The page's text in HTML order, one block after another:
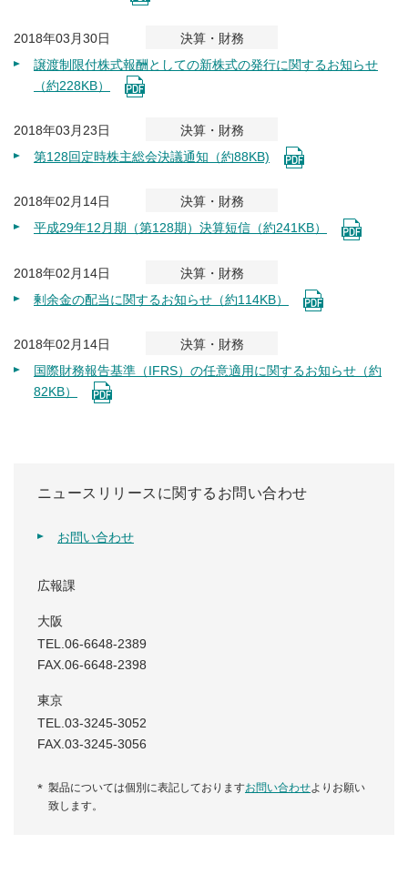
2018年03月30日
決算・財務
譲渡制限付株式報酬としての新株式の発行に関するお知らせ
（約228KB）
2018年03月23日
決算・財務
第128回定時株主総会決議通知（約88KB)
2018年02月14日
決算・財務
平成29年12月期（第128期）決算短信（約241KB）
2018年02月14日
決算・財務
剰余金の配当に関するお知らせ（約114KB）
2018年02月14日
決算・財務
国際財務報告基準（IFRS）の任意適用に関するお知らせ（約
82KB）
ニュースリリースに関するお問い合わせ
お問い合わせ
広報課
大阪
TEL.06-6648-2389
FAX.06-6648-2398
東京
TEL.03-3245-3052
FAX.03-3245-3056
製品については個別に表記しておりますお問い合わせよりお願い
致します。